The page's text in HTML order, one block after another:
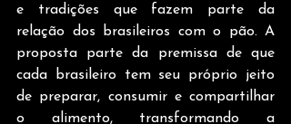
e tradições que fazem parte da
relação dos brasileiros com o pão. A
proposta parte da premissa de que
cada brasileiro tem seu próprio jeito
de preparar, consumir e compartilhar
o alimento, transformando a